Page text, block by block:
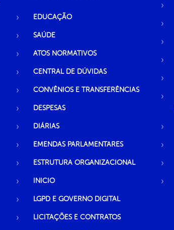
EDUCAÇÃO
SAÚDE
ATOS NORMATIVOS
CENTRAL DE DÚVIDAS
CONVÊNIOS E TRANSFERÊNCIAS
DESPESAS
DIÁRIAS
EMENDAS PARLAMENTARES
ESTRUTURA ORGANIZACIONAL
INICIO
LGPD E GOVERNO DIGITAL
LICITAÇÕES E CONTRATOS